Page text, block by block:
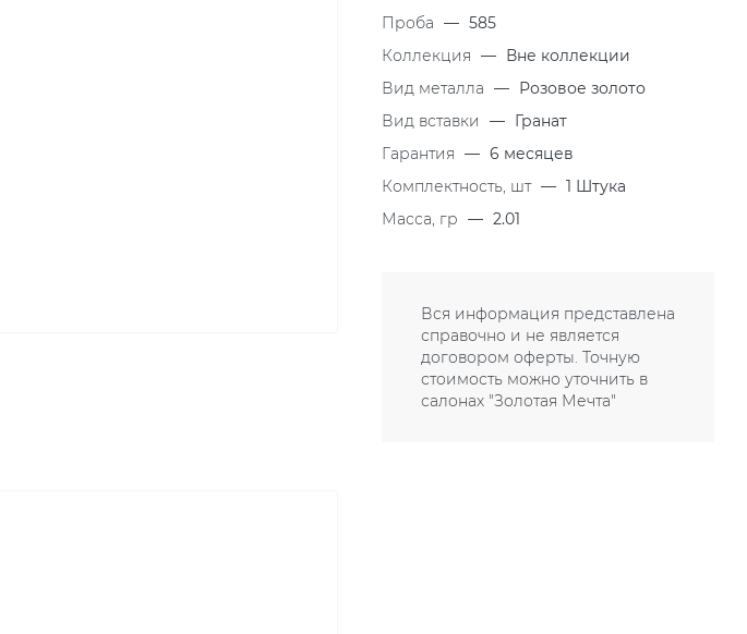
Проба — 585
Коллекция — Вне коллекции
Вид металла — Розовое золото
Вид вставки
— Гранат
Гарантия — 6 месяцев
Комплектность, шт — 1 Штука
Масса, гр — 2.01
Вся информация представлена
справочно и не является
договором оферты. Точную
стоимость можно уточнить в
салонах "Золотая Мечта"